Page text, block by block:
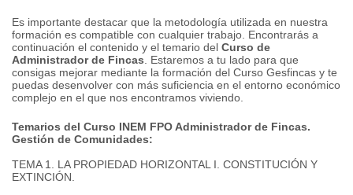
Es importante destacar que la metodología utilizada en nuestra
formación es compatible con cualquier trabajo. Encontrarás a
continuación el contenido y el temario del Curso de
Administrador de Fincas
Estaremos a tu lado para que
consigas mejorar mediante la formación del Curso Gesfincas y te
puedas desenvolver con más suficiencia en el entorno económico
complejo en el que nos encontramos viviendo.
Temarios del Curso INEM FPO Administrador de Fincas.
Gestión de Comunidades:
TEMA 1. LA PROPIEDAD HORIZONTAL I. CONSTITUCIÓN Y
EXTINCIÓN.